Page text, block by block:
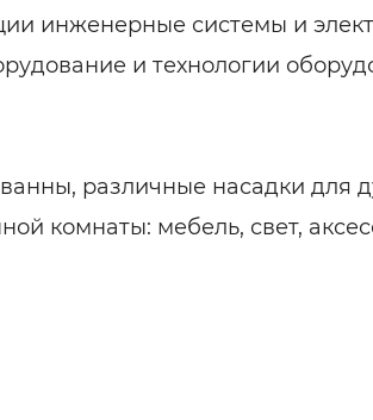
инженерные системы и
и технологии
различные насадки для
комнаты: мебель, свет,